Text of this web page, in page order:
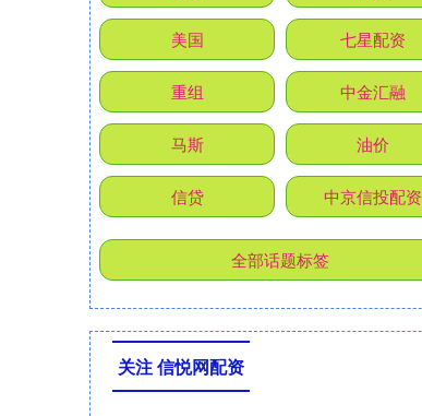
美国 七星配资
重组 中金汇融
马斯 油价
信贷 中京信投配资
全部话题标签
关注 信悦网配资